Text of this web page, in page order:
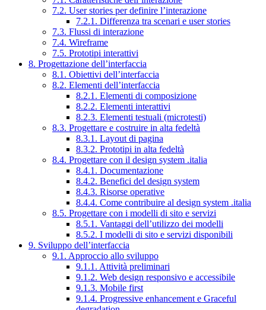
7.2. User stories per definire l’interazione
7.2.1. Differenza tra scenari e user stories
7.3. Flussi di interazione
7.4. Wireframe
7.5. Prototipi interattivi
8. Progettazione dell’interfaccia
8.1. Obiettivi dell’interfaccia
8.2. Elementi dell’interfaccia
8.2.1. Elementi di composizione
8.2.2. Elementi interattivi
8.2.3. Elementi testuali (microtesti)
8.3. Progettare e costruire in alta fedeltà
8.3.1. Layout di pagina
8.3.2. Prototipi in alta fedeltà
8.4. Progettare con il design system .italia
8.4.1. Documentazione
8.4.2. Benefici del design system
8.4.3. Risorse operative
8.4.4. Come contribuire al design system .italia
8.5. Progettare con i modelli di sito e servizi
8.5.1. Vantaggi dell’utilizzo dei modelli
8.5.2. I modelli di sito e servizi disponibili
9. Sviluppo dell’interfaccia
9.1. Approccio allo sviluppo
9.1.1. Attività preliminari
9.1.2. Web design responsivo e accessibile
9.1.3. Mobile first
9.1.4. Progressive enhancement e Graceful